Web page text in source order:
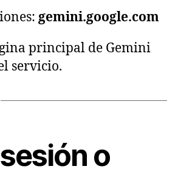
gemini.google.com
principal de Gemini
servicio.
o